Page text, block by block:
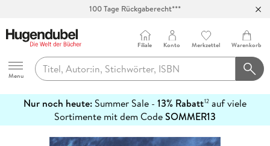
Abholung in über 100 Filialen
Hugendubel
Menu
Filiale Konto Merkzettel Warenkorb
Nur noch heute: Summer Sale - 13% Rabatt12 auf viele
Sortimente mit dem CodeSOMMER13
erfahren